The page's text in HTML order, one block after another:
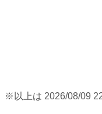
※以上は 2026/08/09